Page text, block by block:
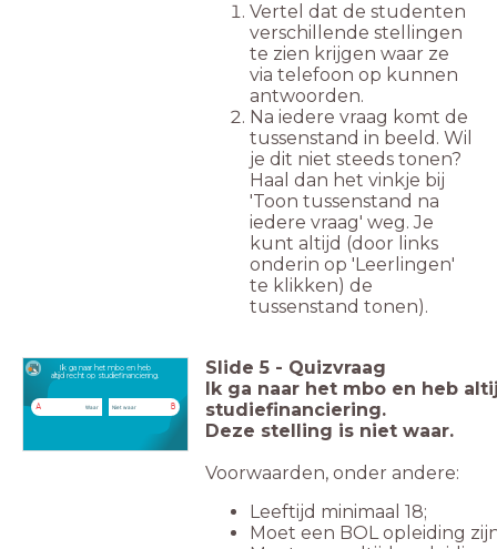
Vertel dat de studenten
verschillende stellingen
te zien krijgen waar ze
via telefoon op kunnen
antwoorden.
Na iedere vraag komt de
tussenstand in beeld. Wil
je dit niet steeds tonen?
Haal dan het vinkje bij
'Toon tussenstand na
iedere vraag' weg. Je
kunt altijd (door links
onderin op 'Leerlingen'
te klikken) de
tussenstand tonen).
Ik ga naar het mbo en heb
altijd recht op studiefinanciering.
A Waar B
Niet waar
Slide 5 - Quizvraag
Ik ga naar het mbo en heb
studiefinanciering.
Deze stelling is niet waar.
Voorwaarden, onder andere:
Leeftijd minimaal 18;
Moet een BOL opleiding